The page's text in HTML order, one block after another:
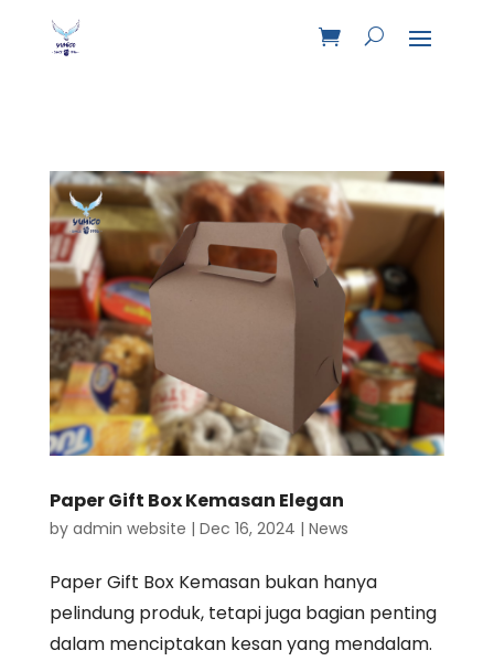
Paper Gift Box Kemasan Elegan
by admin website | Dec 16, 2024 | News
Paper Gift Box Kemasan bukan hanya
pelindung produk, tetapi juga bagian penting
dalam menciptakan kesan yang mendalam.